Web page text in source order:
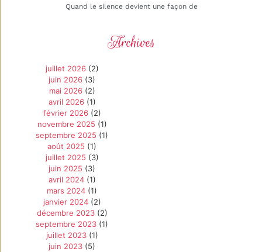
Quand le silence devient une façon de
Archives
juillet 2026(2)
juin 2026 (3)
mai 2026(2)
avril 2026(1)
février 2026(2)
novembre 2025 (1)
septembre 2025 (1)
août 2025 (1)
juillet 2025 (3)
juin 2025 (3)
avril 2024(1)
mars 2024 (1)
janvier 2024(2)
décembre 2023(2)
septembre 2023 (1)
juillet 2023(1)
juin 2023 (5)